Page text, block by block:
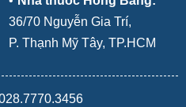
36/70 Nguyễn Gia Trí,
P. Thạnh Mỹ Tây, TP.HCM